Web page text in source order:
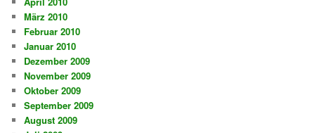
März 2010
Februar 2010
Januar 2010
Dezember 2009
November 2009
Oktober 2009
September 2009
August 2009